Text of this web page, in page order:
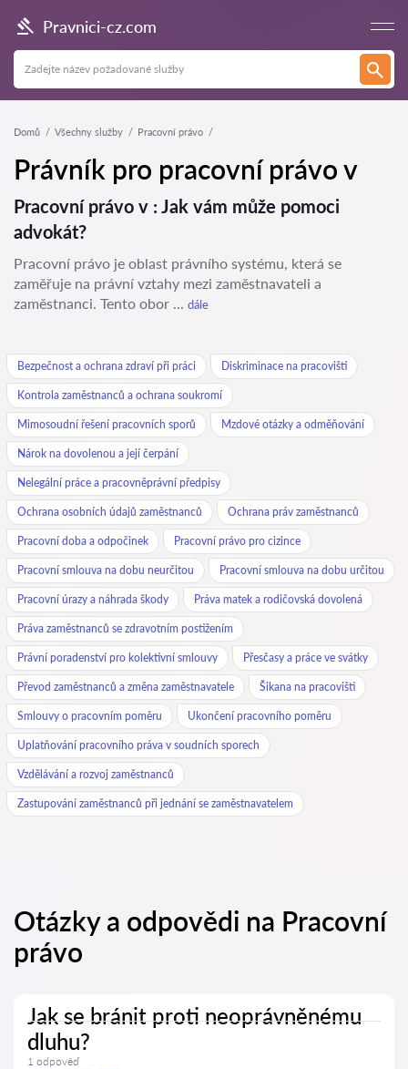
Pravnici-cz.com
Domů Všechny služby Pracovní právo
Právník pro pracovní právo v
Pracovní právo v : Jak vám může pomoci
advokát?
Pracovní právo je oblast právního systému, která se
zaměřuje na právní vztahy mezi zaměstnavateli a
zaměstnanci. Tento obor ... dále
Bezpečnost a ochrana zdraví při práci Diskriminace na pracovišti
Kontrola zaměstnanců a ochrana soukromí
Mimosoudní řešení pracovních sporů Mzdové otázky a odměňování
Nárok na dovolenou a její čerpání
Nelegální práce a pracovněprávní předpisy
Ochrana osobních údajů zaměstnanců Ochrana práv zaměstnanců
Pracovní doba a odpočinek Pracovní právo pro cizince
Pracovní smlouva na dobu neurčitou Pracovní smlouva na dobu určitou
Pracovní úrazy a náhrada škody Práva matek a rodičovská dovolená
Práva zaměstnanců se zdravotním postižením
Právní poradenství pro kolektivní smlouvy Přesčasy a práce ve svátky
Převod zaměstnanců a změna zaměstnavatele Šikana na pracovišti
Smlouvy o pracovním poměru Ukončení pracovního poměru
Uplatňování pracovního práva v soudních sporech
Vzdělávání a rozvoj zaměstnanců
Zastupování zaměstnanců při jednání se zaměstnavatelem
Otázky a odpovědi na Pracovní
právo
Jak se bránit proti neoprávněnému
dluhu?
1 odpověď